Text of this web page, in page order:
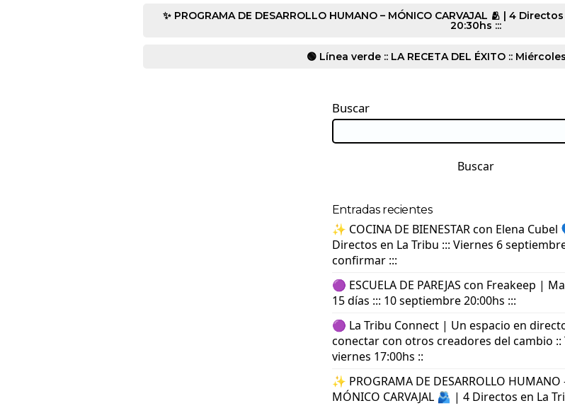
✨ PROGRAMA DE DESARROLLO HUMANO – MÓNICO CARVAJAL 🫂 | 4
20:30hs :::
🟢 Línea verde :: LA RECETA DEL ÉXITO ::
Buscar
Buscar
Entradas recientes
✨ COCINA DE BIENESTAR con Elena
Directos en La Tribu ::: Viernes 6
confirmar :::
🟣 ESCUELA DE PAREJAS con Freakeep |
15 días ::: 10 septiembre 20:00hs :::
🟣 La Tribu Connect | Un espacio en
conectar con otros creadores del cambio ::
viernes 17:00hs ::
✨ PROGRAMA DE DESARROLLO HUMANO
MÓNICO CARVAJAL 🫂 | 4 Directos en La